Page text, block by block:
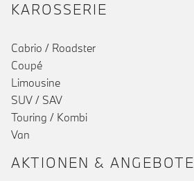
KAROSSERIE
Cabrio / Roadster
Coupé
Limousine
SUV / SAV
Touring / Kombi
Van
AKTIONEN & ANGEBOTE